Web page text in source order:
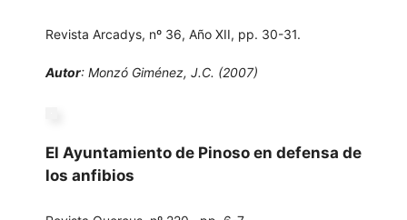
Revista Arcadys, nº 36, Año XII, pp. 30-31.
Autor: Monzó Giménez, J.C. (2007)
El Ayuntamiento de Pinoso en defensa de
los anfibios